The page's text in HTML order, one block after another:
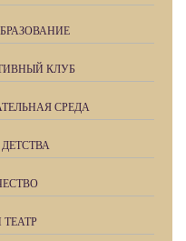
КЛУБ
СРЕДА